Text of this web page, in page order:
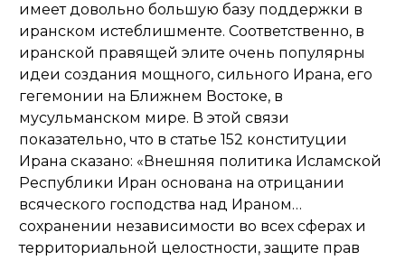
имеет довольно большую базу поддержки в
иранском истеблишменте. Соответственно, в
иранской правящей элите очень популярны
идеи создания мощного, сильного Ирана, его
гегемонии на Ближнем Востоке, в
мусульманском мире. В этой связи
показательно, что в статье 152 конституции
Ирана сказано: «Внешняя политика Исламской
Республики Иран основана на отрицании
всяческого господства над Ираном…
сохранении независимости во всех сферах и
территориальной целостности, защите прав